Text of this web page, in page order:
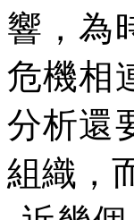
響，為
危機相
分析還
組織，